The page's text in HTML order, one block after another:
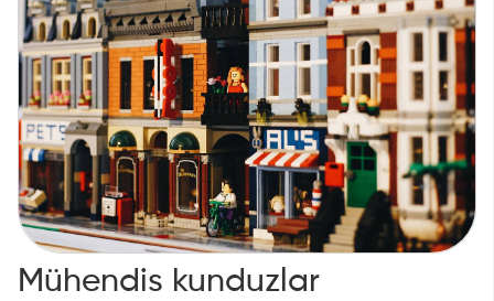
Mühendis kunduzlar